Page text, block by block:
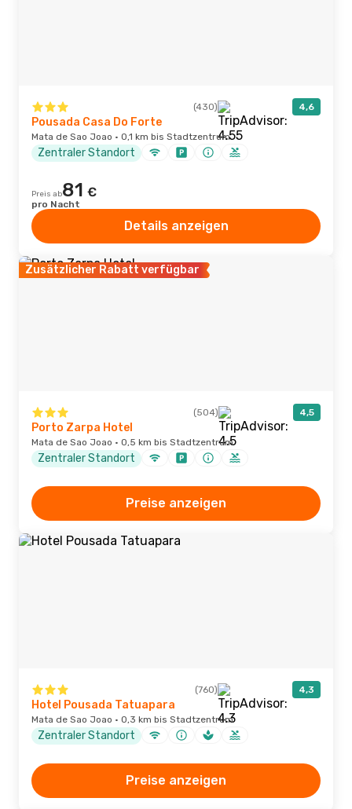
(430) 4,6
Pousada Casa Do Forte
Mata de Sao Joao · 0,1 km bis Stadtzentrum
Zentraler Standort
Preis ab81 €
pro Nacht
Details anzeigen
Zusätzlicher Rabatt verfügbar
(504) 4,5
Porto Zarpa Hotel
Mata de Sao Joao · 0,5 km bis Stadtzentrum
Zentraler Standort
Preise anzeigen
(760) 4,3
Hotel Pousada Tatuapara
Mata de Sao Joao · 0,3 km bis Stadtzentrum
Zentraler Standort
Preise anzeigen